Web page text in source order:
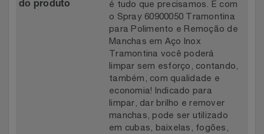
do produto
é tudo que precisamos. E com
o Spray 60900050 Tramontina
para Polimento e Remoção de
Manchas em Aço Inox
Tramontina você poderá
limpar sem esforço, contando,
também, com qualidade e
economia! Indicado para
limpar, dar brilho e remover
manchas, pode ser utilizado
em cubas, baixelas, fogões,